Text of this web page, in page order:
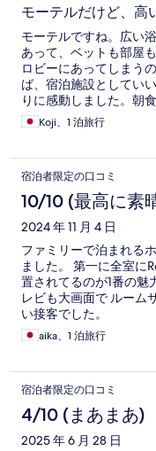
モーテルだけど、高
モーテルですね。広い
あって、ベットも部屋
ロビーにあってしまう
ば、宿泊施設としてい
りに感動しました。朝
Koji、1 泊旅行
宿泊者限定の口コミ
10/10 (最高に素
2024 年 11 月 4 日
ファミリーで泊まれる
ました。 第一に全室に
置されてるのが1番の魅
レビも大画面で ルーム
い接客でした。
aika、1 泊旅行
宿泊者限定の口コミ
4/10 (まあまあ)
2025 年 6 月 28 日